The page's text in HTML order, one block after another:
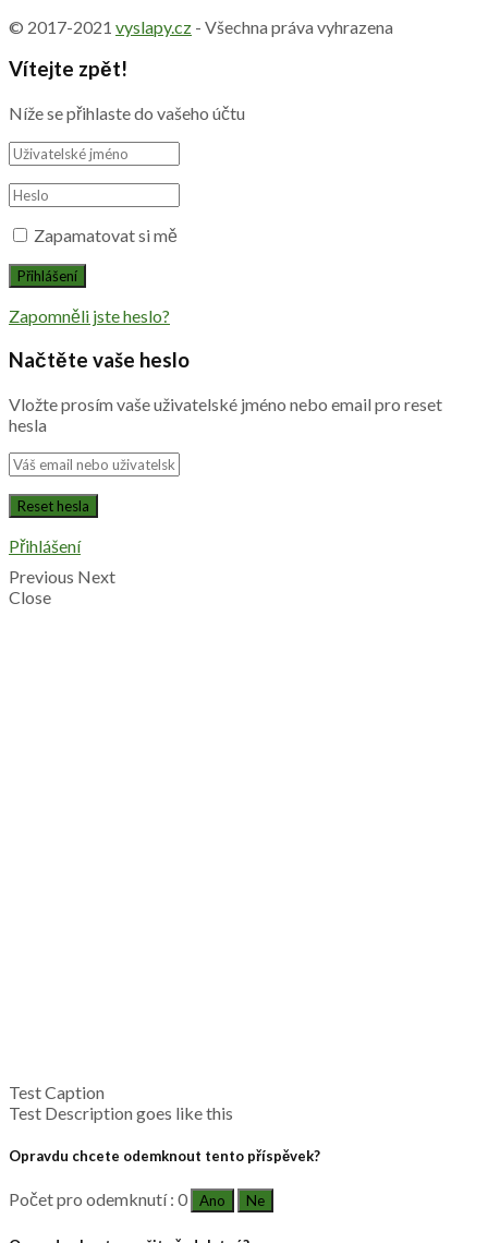
© 2017-2021 vyslapy.cz - Všechna práva vyhrazena
Vítejte zpět!
Níže se přihlaste do vašeho účtu
Zapamatovat si mě
Zapomněli jste heslo?
Načtěte vaše heslo
Vložte prosím vaše uživatelské jméno nebo email pro reset
hesla
Přihlášení
Previous Next
Close
Test Caption
Test Description goes like this
Opravdu chcete odemknout tento příspěvek?
Počet pro odemknutí : 0 Ano Ne